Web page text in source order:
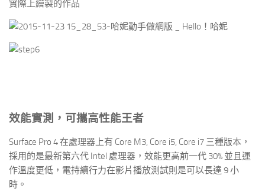
實際上繪製的作品
效能實測，可攜高性能王者
Surface Pro 4 在處理器上有 Core M3, Core i5, Core i7 三種版本，
採用的是最新第六代 Intel 處理器，效能更高前一代 30% 並且運
作溫度更低，電持續行力在影片播放測試則是可以長達 9 小
時。